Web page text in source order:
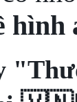
hình